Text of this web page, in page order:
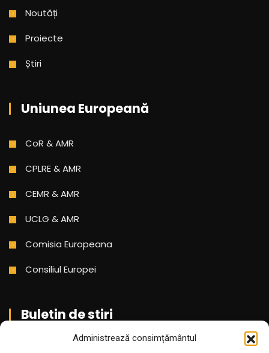
Administrează consimțământul
Noutăți
Proiecte
Știri
Uniunea Europeană
CoR & AMR
CPLRE & AMR
CEMR & AMR
UCLG & AMR
Comisia Europeana
Consiliul Europei
Buletin de stiri
Aboneaza-te pentru a primi cele mai noi stiri din partea